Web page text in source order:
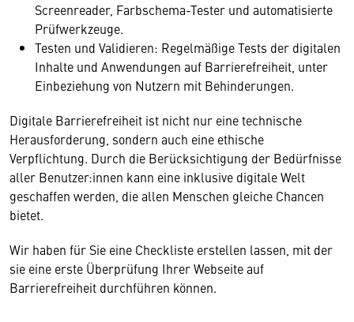
Screenreader, Farbschema-Tester und automatisierte
Prüfwerkzeuge.
Testen und Validieren: Regelmäßige Tests der digitalen
Inhalte und Anwendungen auf Barrierefreiheit, unter
Einbeziehung von Nutzern mit Behinderungen.
Digitale Barrierefreiheit ist nicht nur eine technische
Herausforderung, sondern auch eine ethische
Verpflichtung. Durch die Berücksichtigung der Bedürfnisse
aller Benutzer:innen kann eine inklusive digitale Welt
geschaffen werden, die allen Menschen gleiche Chancen
bietet.
Wir haben für Sie eine Checkliste erstellen lassen, mit der
sie eine erste Überprüfung Ihrer Webseite auf
Barrierefreiheit durchführen können.